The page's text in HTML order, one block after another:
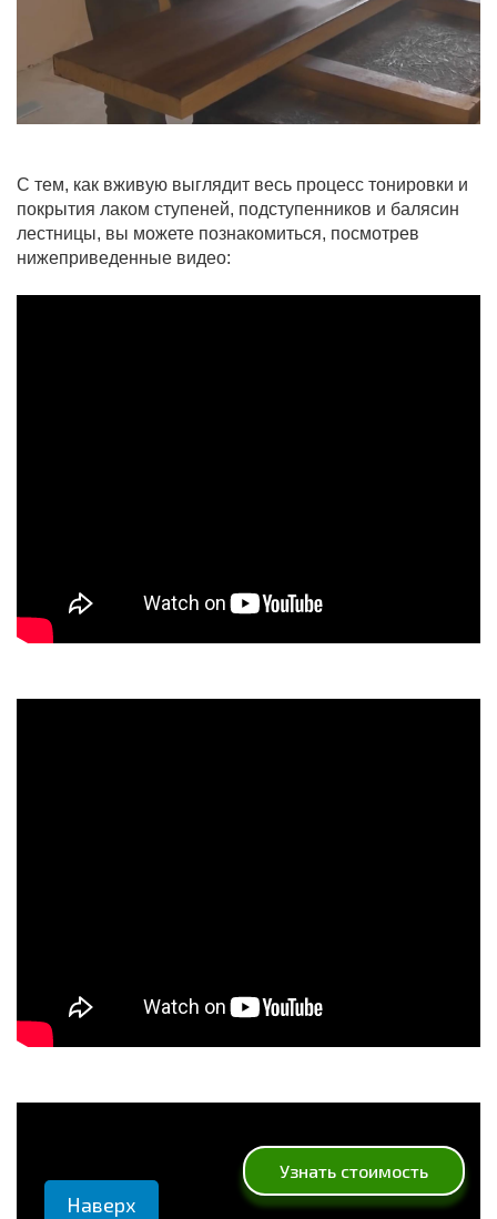
Узнать стоимость
С тем, как вживую выглядит весь процесс тонировки и
покрытия лаком ступеней, подступенников и балясин
лестницы, вы можете познакомиться, посмотрев
нижеприведенные видео:
Наверх